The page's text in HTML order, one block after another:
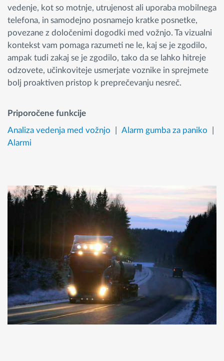
vedenje, kot so motnje, utrujenost ali uporaba mobilnega
telefona, in samodejno posnamejo kratke posnetke,
povezane z določenimi dogodki med vožnjo. Ta vizualni
kontekst vam pomaga razumeti ne le, kaj se je zgodilo,
ampak tudi zakaj se je zgodilo, tako da se lahko hitreje
odzovete, učinkoviteje usmerjate voznike in sprejmete
bolj proaktiven pristop k preprečevanju nesreč.
Priporočene funkcije
Analiza vedenja med vožnjo
Alarm gumba za paniko
Alarmi